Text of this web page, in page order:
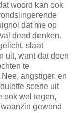
woord kan ook
dat me op
deed denken.
slaat
uit, want dat doen
te
angstiger, en
scene uit
ook wel tegen,
gewend